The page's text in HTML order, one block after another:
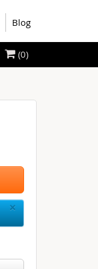
Blog
×Close
(0)